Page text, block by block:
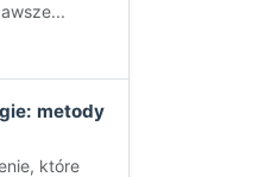
metody
które